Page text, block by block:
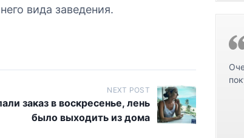
вида заведения.
NEXT POST
заказ в воскресенье, лень
было выходить из дома